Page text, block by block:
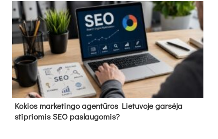
Kokios marketingo agentūros Lietuvoje garsėja
stipriomis SEO paslaugomis?